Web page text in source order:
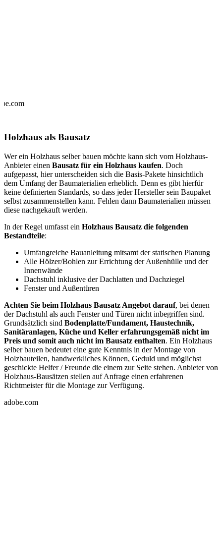
Holzhaus als Bausatz
Wer ein Holzhaus selber bauen möchte kann sich vom Holzhaus-
Anbieter einen Bausatz für ein Holzhaus kaufen. Doch
aufgepasst, hier unterscheiden sich die Basis-Pakete hinsichtlich
dem Umfang der Baumaterialien erheblich. Denn es gibt hierfür
keine definierten Standards, so dass jeder Hersteller sein Baupaket
selbst zusammenstellen kann. Fehlen dann Baumaterialien müssen
diese nachgekauft werden.
In der Regel umfasst ein Holzhaus Bausatz die folgenden
Bestandteile:
Umfangreiche Bauanleitung mitsamt der statischen Planung
Alle Hölzer/Bohlen zur Errichtung der Außenhülle und der
Innenwände
Dachstuhl inklusive der Dachlatten und Dachziegel
Fenster und Außentüren
Achten Sie beim Holzhaus Bausatz Angebot darauf, bei denen
der Dachstuhl als auch Fenster und Türen nicht inbegriffen sind.
Grundsätzlich sind Bodenplatte/Fundament, Haustechnik,
Sanitäranlagen, Küche und Keller erfahrungsgemäß nicht im
Preis und somit auch nicht im Bausatz enthalten. Ein Holzhaus
selber bauen bedeutet eine gute Kenntnis in der Montage von
Holzbauteilen, handwerkliches Können, Geduld und möglichst
geschickte Helfer / Freunde die einem zur Seite stehen. Anbieter von
Holzhaus-Bausätzen stellen auf Anfrage einen erfahrenen
Richtmeister für die Montage zur Verfügung.